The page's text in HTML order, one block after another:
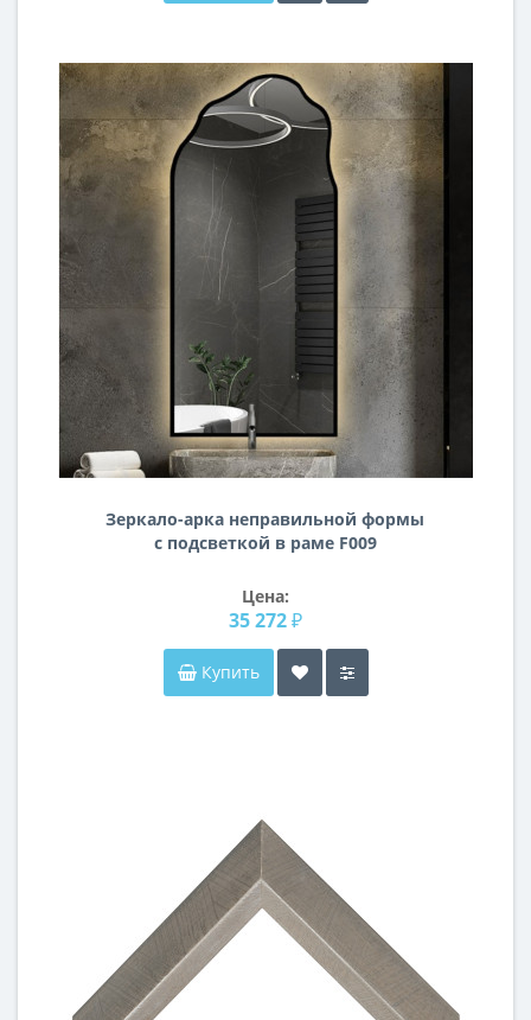
Зеркало-арка неправильной формы
с подсветкой в раме F009
Цена:
35 272 ₽
Купить